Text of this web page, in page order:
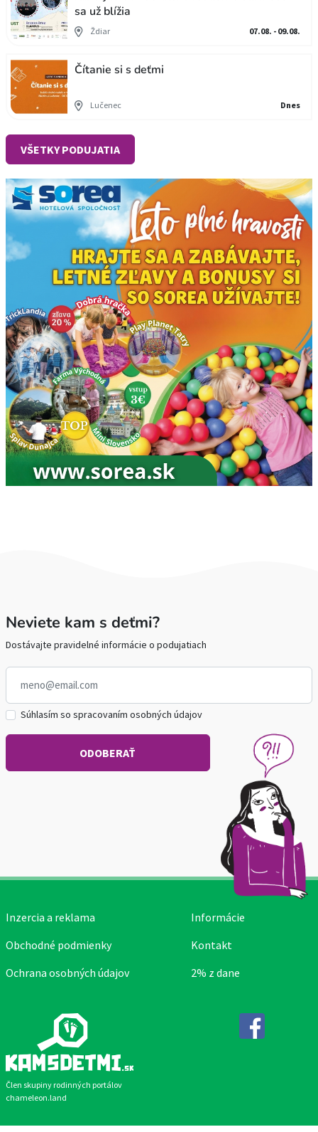
sa už blížia
Ždiar 07.08. - 09.08.
Čítanie si s deťmi
Lučenec Dnes
VŠETKY PODUJATIA
Neviete kam s deťmi?
Dostávajte pravidelné informácie o podujatiach
Súhlasím so spracovaním osobných údajov
Člen skupiny rodinných portálov
chameleon.land
Inzercia a reklama
Obchodné podmienky
Ochrana osobných údajov
Informácie
Kontakt
2% z dane